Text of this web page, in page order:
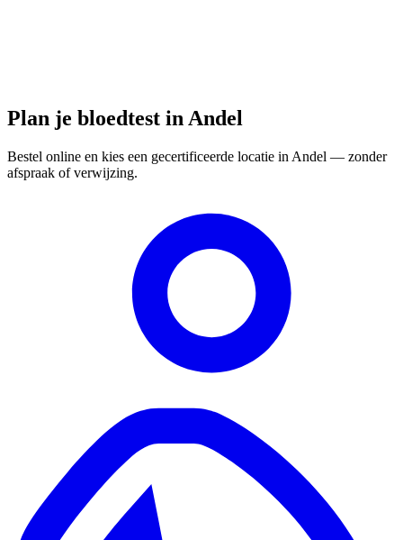
Plan je bloedtest in Andel
Bestel online en kies een gecertificeerde locatie in Andel — zonder
afspraak of verwijzing.